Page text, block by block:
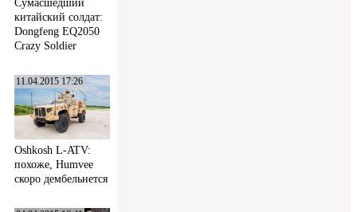
Сумасшедший
китайский солдат:
Dongfeng EQ2050
Crazy Soldier
11.04.2015 17:26
Oshkosh L-ATV:
похоже, Humvee
скоро дембельнется